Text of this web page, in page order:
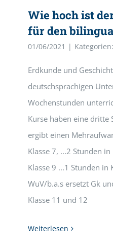
Wie hoch ist
für den
01/06/2021 | Kategorien:
Erdkunde und
deutschsprachigen
Wochenstunden
Kurse haben eine dritte
ergibt einen
Klasse 7, ...2 Stunden
Klasse 9 ...1 Stunden in
WuV/b.a.s ersetzt Gk
Klasse 11 und 12
Weiterlesen